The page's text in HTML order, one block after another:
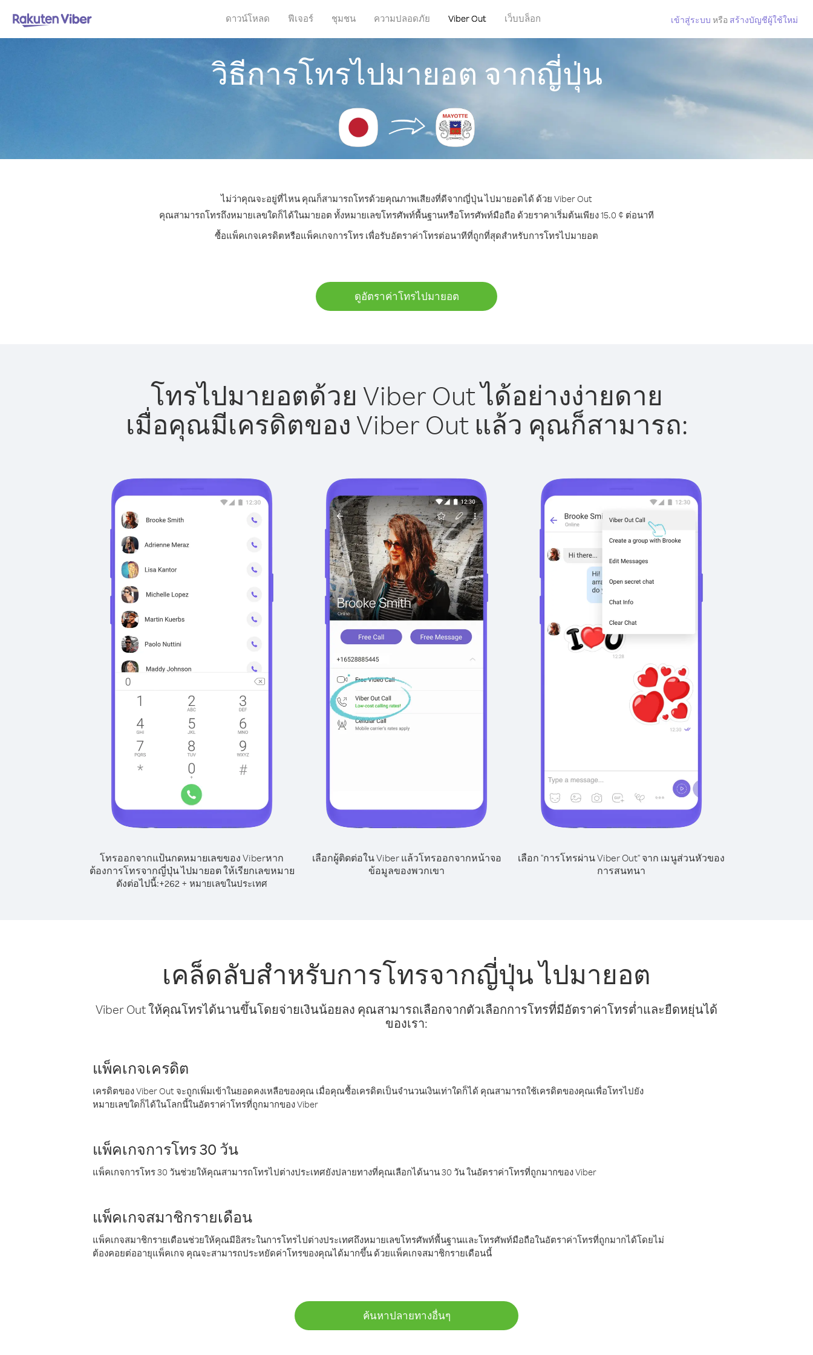
ดาวน์โหลด ฟีเจอร์ ชุมชน ความปลอดภัย Viber Out เว็บบล็อก เข้าสู่ระบบ หรือ สร้างบัญชีผู้ใช้ใหม่
วิธีการโทรไปมายอต จากญี่ปุ่น
ไม่ว่าคุณจะอยู่ที่ไหน คุณก็สามารถโทรด้วยคุณภาพเสียงที่ดีจากญี่ปุ่น ไปมายอตได้ ด้วย Viber Out
คุณสามารถโทรถึงหมายเลขใดก็ได้ในมายอต ทั้งหมายเลขโทรศัพท์พื้นฐานหรือโทรศัพท์มือถือ ด้วยราคาเริ่มต้นเพียง 15.0 ¢ ต่อนาที
ซื้อแพ็คเกจเครดิตหรือแพ็คเกจการโทร เพื่อรับอัตราค่าโทรต่อนาทีที่ถูกที่สุดสำหรับการโทรไปมายอต
ดูอัตราค่าโทรไปมายอต
โทรไปมายอตด้วย Viber Out ได้อย่างง่ายดาย
เมื่อคุณมีเครดิตของ Viber Out แล้ว คุณก็สามารถ:
โทรออกจากแป้นกดหมายเลขของ Viberหาก
ต้องการโทรจากญี่ปุ่น ไปมายอต ให้เรียกเลขหมาย
ดังต่อไปนี้:+262 + หมายเลขในประเทศ
เลือกผู้ติดต่อใน Viber แล้วโทรออกจากหน้าจอ
ข้อมูลของพวกเขา
เลือก "การโทรผ่าน Viber Out" จาก เมนูส่วนหัวของ
การสนทนา
เคล็ดลับสำหรับการโทรจากญี่ปุ่น ไปมายอต
Viber Out ให้คุณโทรได้นานขึ้นโดยจ่ายเงินน้อยลง คุณสามารถเลือกจากตัวเลือกการโทรที่มีอัตราค่าโทรต่ำและยืดหยุ่นได้
ของเรา:
แพ็คเกจเครดิต
เครดิตของ Viber Out จะถูกเพิ่มเข้าในยอดคงเหลือของคุณ เมื่อคุณซื้อเครดิตเป็นจำนวนเงินเท่าใดก็ได้ คุณสามารถใช้เครดิตของคุณเพื่อโทรไปยัง
หมายเลขใดก็ได้ในโลกนี้ในอัตราค่าโทรที่ถูกมากของ Viber
แพ็คเกจการโทร 30 วัน
แพ็คเกจการโทร 30 วันช่วยให้คุณสามารถโทรไปต่างประเทศยังปลายทางที่คุณเลือกได้นาน 30 วัน ในอัตราค่าโทรที่ถูกมากของ Viber
แพ็คเกจสมาชิกรายเดือน
แพ็คเกจสมาชิกรายเดือนช่วยให้คุณมีอิสระในการโทรไปต่างประเทศถึงหมายเลขโทรศัพท์พื้นฐานและโทรศัพท์มือถือในอัตราค่าโทรที่ถูกมากได้โดยไม่
ต้องคอยต่ออายุแพ็คเกจ คุณจะสามารถประหยัดค่าโทรของคุณได้มากขึ้น ด้วยแพ็คเกจสมาชิกรายเดือนนี้
ค้นหาปลายทางอื่นๆ